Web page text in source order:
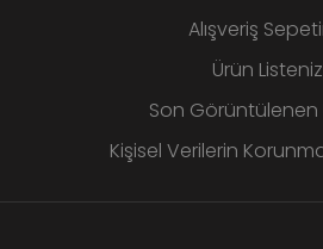
Alışveriş
Ürün Listeniz
Son Görüntülenen
Kişisel Verilerin